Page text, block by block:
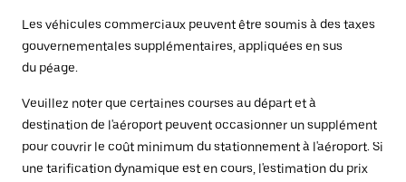
Les véhicules commerciaux peuvent être soumis à des taxes
gouvernementales supplémentaires, appliquées en sus
du péage.
Veuillez noter que certaines courses au départ et à
destination de l'aéroport peuvent occasionner un supplément
pour couvrir le coût minimum du stationnement à l'aéroport. Si
une tarification dynamique est en cours, l'estimation du prix